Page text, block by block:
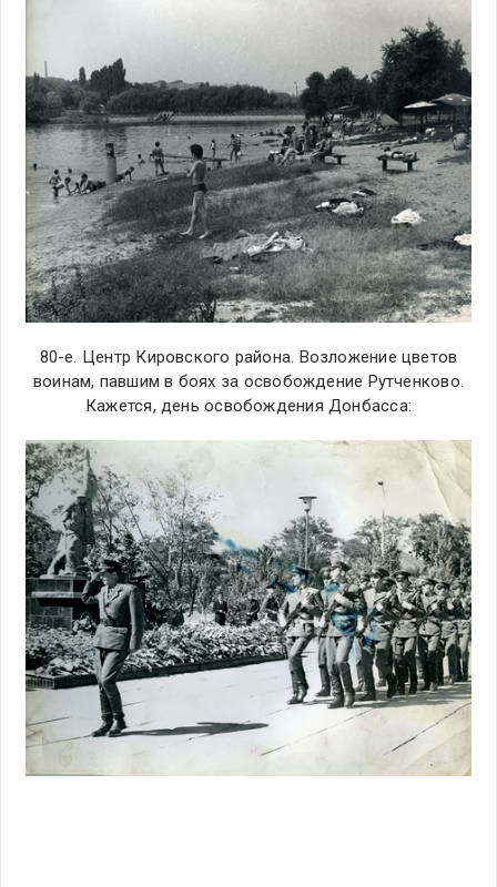
80-е. Центр Кировского района. Возложение цветов
воинам, павшим в боях за освобождение Рутченково.
Кажется, день освобождения Донбасса: